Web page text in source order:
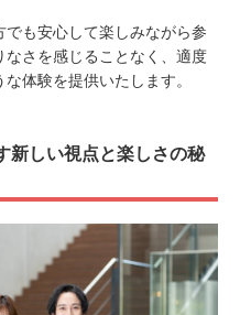
も安心して楽しみながら参
さを感じることなく、適度
体験を提供いたします。
新しい視点と楽しさの秘